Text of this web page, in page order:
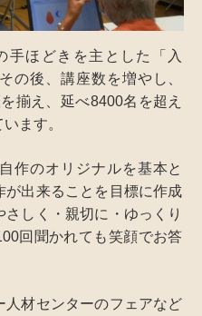
手ほどきを主とした「入
の後、講座数を増やし、
揃え、延べ8400名を超え
ます。
作のオリジナルを基本と
が出来ることを目標に作成
しく・親切に・ゆっくり
回聞かれても笑顔でお答
材センターのフェアなど